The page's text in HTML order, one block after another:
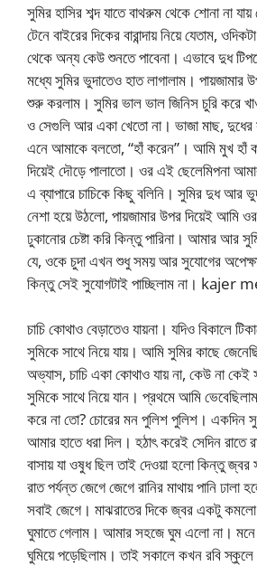
সুমির হাসির শব্দ যাতে বাথরুম থেকে শোনা না
টেনে বাইরের দিকের বারান্দায় নিয়ে যেতাম,
থেকে অন্য কেউ শুনতে পাবেনা। এভাবে দুধ
মধ্যে সুমির ভুদাতেও হাত লাগালাম। পায়জামার
শুরু করলাম। সুমির ভাল ভাল জিনিস চুরি করে
ও সেগুলি আর একা খেতো না। ভাজা মাছ, দুধের
এনে আমাকে বলতো, “হাঁ করেন”। আমি মুখ হাঁ
দিয়েই দৌড়ে পালাতো। ওর এই ছেলেমিপনা
এ ব্যাপারে চাচিকে কিছু বলিনি। সুমির দুধ আর
নেশা হয়ে উঠলো, পায়জামার উপর দিয়েই আমি
ঢুকানোর চেষ্টা করি কিন্তু পারিনা। আমার আর
যে, ওকে চুদা এখন শুধু সময় আর সুযোগের
কিন্তু সেই সুযোগটাই পাচ্ছিলাম না।
চাচি কোথাও বেড়াতেও যায়না। যদিও বিকালে
সুমিকে সাথে নিয়ে যায়। আমি সুমির কাছে
অভ্যাস, চাচি একা কোথাও যায় না, কেউ না কেই
সুমিকে সাথে নিয়ে যান। প্রথমে আমি
করে না তো? চোরের মন পুলিশ পুলিশ। একদিন
আমার হাতে ধরা দিল। হঠাৎ করেই সেদিন রাতে
বাসায় যা ওষুধ ছিল তাই দেওয়া হলো কিন্তু
রাত পর্যন্ত জেগে জেগে রানির মাথায় পানি
সবাই জেগে। মাঝরাতের দিকে জ্বর একটু
ঘুমাতে গেলাম। আমার সহজে ঘুম এলো না। মনে
ঘুমিয়ে পড়েছিলাম। তাই সকালে কখন রবি